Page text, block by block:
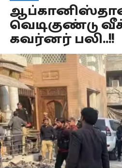
வெடிகுண்டு
கவர்னர் பலி..!!